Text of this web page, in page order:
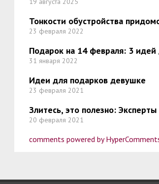
Тонкости обустройства
23 февраля 2022
Подарок на 14 февраля: 3 идей
31 января 2022
Идеи для подарков девушке
23 февраля 2021
Злитесь, это полезно:
20 февраля 2021
comments powered by